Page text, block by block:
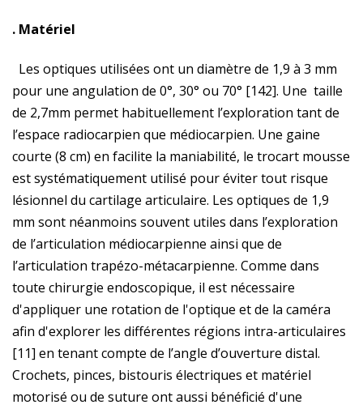
. Matériel
Les optiques utilisées ont un diamètre de 1,9 à 3 mm
pour une angulation de 0°, 30° ou 70° [142]. Une taille
de 2,7mm permet habituellement l’exploration tant de
l’espace radiocarpien que médiocarpien. Une gaine
courte (8 cm) en facilite la maniabilité, le trocart mousse
est systématiquement utilisé pour éviter tout risque
lésionnel du cartilage articulaire. Les optiques de 1,9
mm sont néanmoins souvent utiles dans l’exploration
de l’articulation médiocarpienne ainsi que de
l’articulation trapézo-métacarpienne. Comme dans
toute chirurgie endoscopique, il est nécessaire
d'appliquer une rotation de l'optique et de la caméra
afin d'explorer les différentes régions intra-articulaires
[11] en tenant compte de l’angle d’ouverture distal.
Crochets, pinces, bistouris électriques et matériel
motorisé ou de suture ont aussi bénéficié d'une